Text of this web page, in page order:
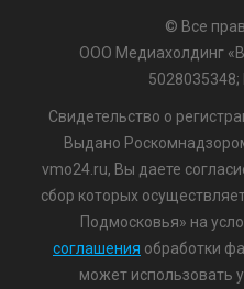
© Все
ООО Медиахолдинг
Свидетельство о
Выдано
vmo24.ru, Вы даете
сбор которых
Подмосковья» на
соглашения обработки
может использовать